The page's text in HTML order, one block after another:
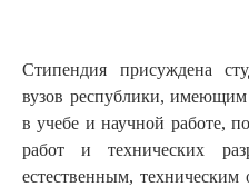
Стипендия присуждена
вузов республики,
в учебе и научной работе,
работ и технических
естественным, техническим